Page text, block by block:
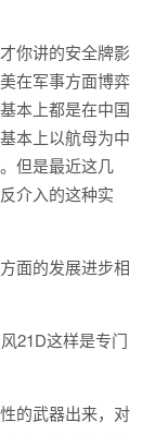
你讲的安全牌影
在军事方面博弈
本上都是在中国
本上以航母为中
但是最近这几
介入的这种实
面的发展进步相
21D这样是专门
的武器出来，对